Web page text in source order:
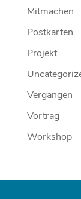
Mitmachen
Postkarten
Projekt
Vergangen
Vortrag
Workshop